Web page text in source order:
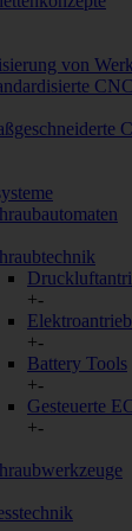
von
+-
+-
Battery Tools
+-
Gesteuerte
+-